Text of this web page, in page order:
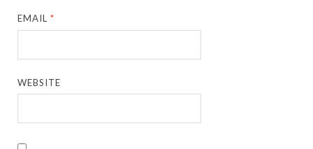
EMAIL*
WEBSITE